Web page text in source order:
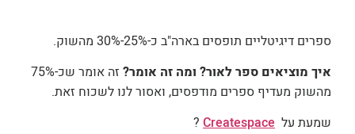
ספרים דיגיטליים תופסים בארה"ב כ-25%-30% מהשוק.
איך מוציאים ספר לאור? ומה זה אומר?
זה אומר שכ-75%
מהשוק מעדיף ספרים מודפסים, ואסור לנו לשכוח זאת.
שמעת על Createspace
?